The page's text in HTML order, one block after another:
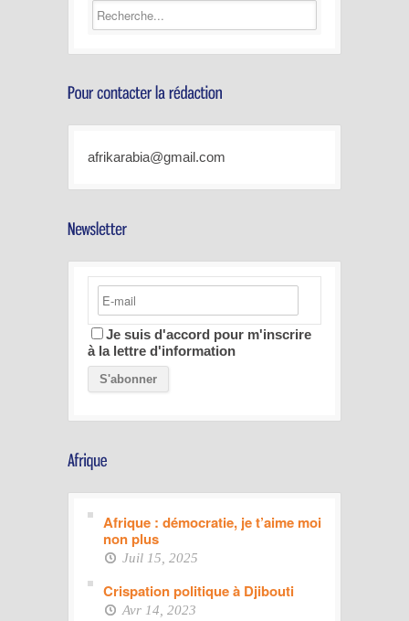
afrikarabia@gmail.com
Je suis d'accord pour m'inscrire
à la lettre d'information
Afrique : démocratie, je t’aime moi
non plus
Juil 15, 2025
Crispation politique à Djibouti
Avr 14, 2023